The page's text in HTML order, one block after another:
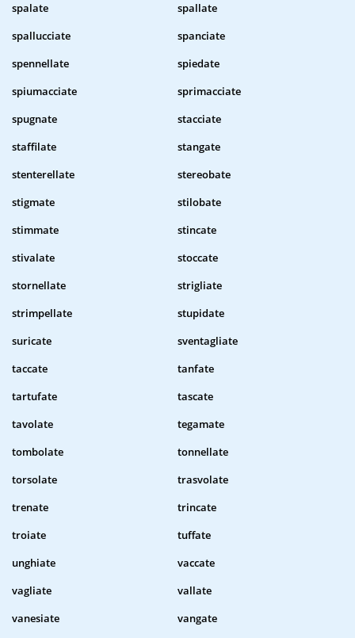
spalate
spallate
spallucciate
spanciate
spennellate
spiedate
spiumacciate
sprimacciate
spugnate
stacciate
staffilate
stangate
stenterellate
stereobate
stigmate
stilobate
stimmate
stincate
stivalate
stoccate
stornellate
strigliate
strimpellate
stupidate
suricate
sventagliate
taccate
tanfate
tartufate
tascate
tavolate
tegamate
tombolate
tonnellate
torsolate
trasvolate
trenate
trincate
troiate
tuffate
unghiate
vaccate
vagliate
vallate
vanesiate
vangate